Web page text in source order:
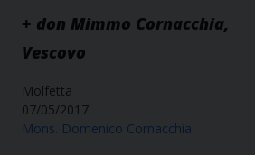
+ don Mimmo Cornacchia,
Vescovo
Molfetta
07/05/2017
Mons. Domenico Cornacchia